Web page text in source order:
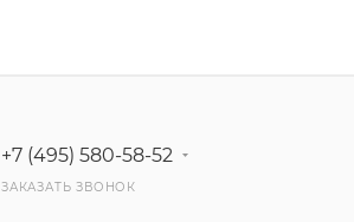
+7 (495) 580-58-52
ЗАКАЗАТЬ ЗВОНОК